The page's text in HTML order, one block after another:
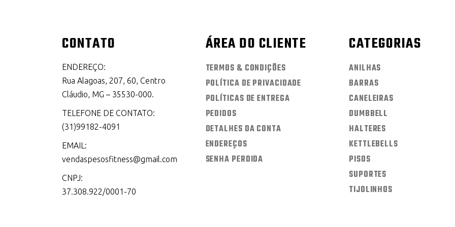
CONTATO
ENDEREÇO:
Rua Alagoas, 207, 60, Centro
Cláudio, MG – 35530-000.
TELEFONE DE CONTATO:
(31)99182-4091
EMAIL:
vendaspesosfitness@gmail.com
CNPJ:
37.308.922/0001-70
ÁREA DO CLIENTE
TERMOS & CONDIÇÕES
POLÍTICA DE PRIVACIDADE
POLÍTICAS DE ENTREGA
PEDIDOS
DETALHES DA CONTA
ENDEREÇOS
SENHA PERDIDA
CATEGORIAS
ANILHAS
BARRAS
CANELEIRAS
DUMBBELL
HALTERES
KETTLEBELLS
PISOS
SUPORTES
TIJOLINHOS